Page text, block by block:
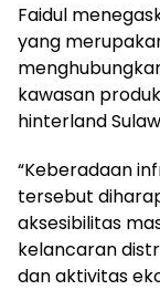
Faidul
yang
kawasan
hinterland
“Keberadaan
tersebut
aksesibilitas
kelancaran
dan aktivitas